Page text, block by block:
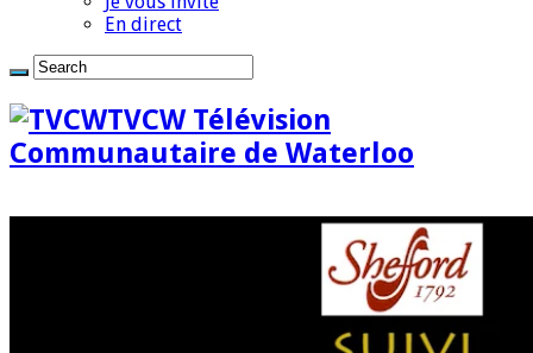
En direct
TVCW Télévision
Communautaire de Waterloo